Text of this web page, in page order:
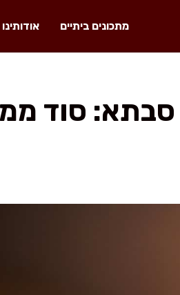
מתכונים ביתיים אודותינו
סבתא: סוד